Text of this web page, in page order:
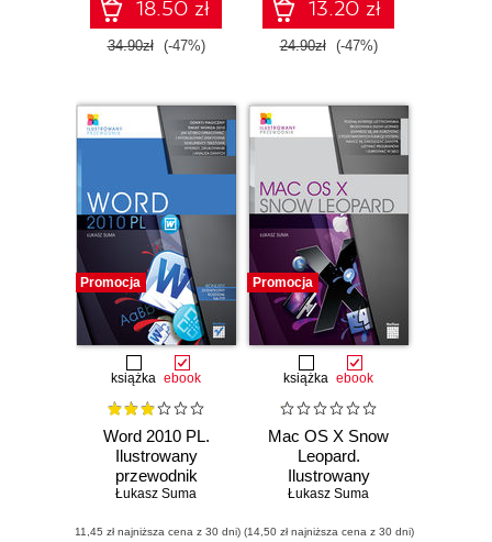
18.50 zł
34.90zł (-47%)
13.20 zł
24.90zł (-47%)
Promocja
książka ebook
Word 2010 PL.
Ilustrowany
przewodnik
Łukasz Suma
(11,45 zł najniższa cena z 30 dni)
Promocja
książka ebook
Mac OS X Snow
Leopard.
Ilustrowany
przewodnik
Łukasz Suma
(14,50 zł najniższa cena z 30 dni)